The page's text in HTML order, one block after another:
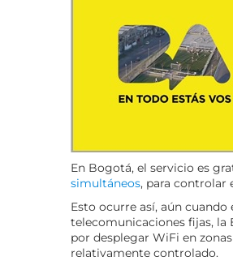
En Bogotá, el servicio es
simultáneos, para controlar
Esto ocurre así, aún
telecomunicaciones fijas, la
por desplegar WiFi en
relativamente controlado.